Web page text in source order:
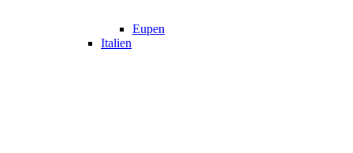
Eupen
Italien